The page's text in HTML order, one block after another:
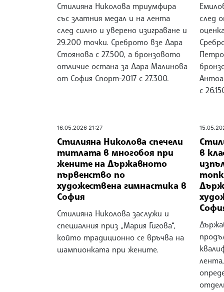
Стилияна Николова триумфира
със златния медал и на лента
след силно и уверено изиграване и
29.200 точки. Среброто взе Дара
Стоянова с 27.500, а бронзовото
отличие остана за Дара Малинова
от София Спорт-2017 с 27.300.
след
с
16.05.2026 21:27
Стилияна Николова спечели
титлата в многобоя при
жените на Държавното
първенство по
художествена гимнастика в
София
Стилияна Николова заслужи и
специалния приз „Мария Гигова“,
който традиционно се връчва на
шампионката при жените.
в